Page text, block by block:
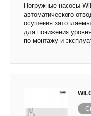
Погружные насосы
автоматического
осушения
для понижения
по монтажу и